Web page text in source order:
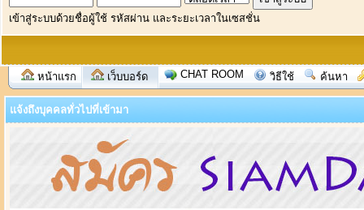
เข้าสู่ระบบด้วยชื่อผู้ใช้ รหัสผ่าน และระยะเวลาในเซสชั่น
หน้าแรก เว็บบอร์ด CHAT ROOM วิธีใช้ ค้นหา
แจ้งถึงบุคคลทั่วไปที่เข้ามา